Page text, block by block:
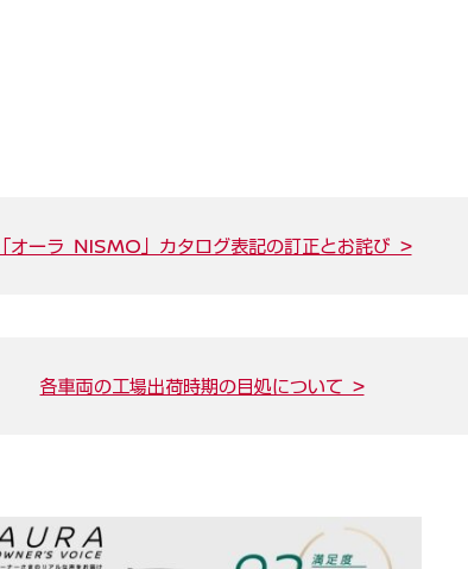
「オーラ NISMO」カタログ表記の訂正とお詫び >
各車両の工場出荷時期の目処について >